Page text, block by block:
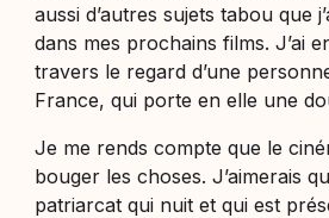
aussi d’autres sujets tabou que
dans mes prochains films. J’ai
travers le regard d’une
France, qui porte en elle une
Je me rends compte que le
bouger les choses. J’aimerais
patriarcat qui nuit et qui est